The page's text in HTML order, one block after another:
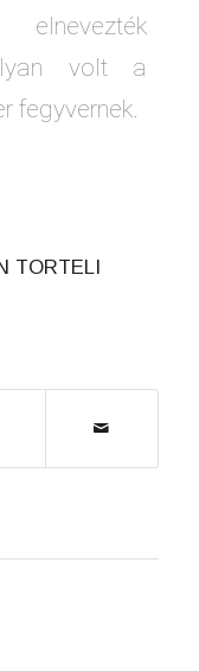
volt a
fegyvernek.
TORTELI